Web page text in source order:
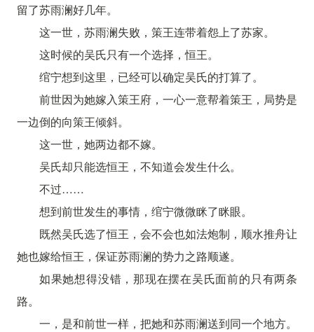
留了苏雨澜好几年。
这一世，苏雨澜失败，策王连带着怨上了苏家。
这时候的吴氏只有一个选择，恒王。
绾宁想到这里，已经可以确定吴氏的打算了。
前世因为她嫁入策王府，一心一意帮着策王，局势是
一边倒的向策王倾斜。
这一世，她两边都不嫁。
吴氏却只能选恒王，不知道会发生什么。
不过……
想到前世发生的事情，绾宁微微眯了眯眼。
既然吴氏选了恒王，会不会也如法炮制，顺水推舟让
她也嫁给恒王，保证苏雨澜的势力之路顺遂。
如果她想得没错，那现在摆在吴氏面前的只有两条
路。
一，是和前世一样，把她和苏雨澜送到同一个地方。